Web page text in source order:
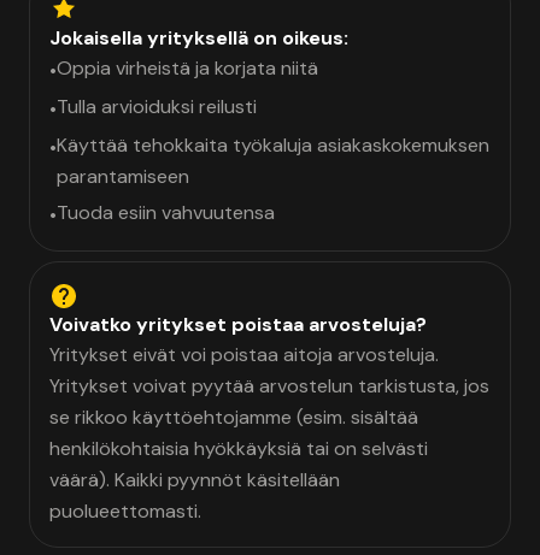
Jokaisella yrityksellä on oikeus:
•Oppia virheistä ja korjata niitä
•Tulla arvioiduksi reilusti
•Käyttää tehokkaita työkaluja asiakaskokemuksen
parantamiseen
•Tuoda esiin vahvuutensa
Voivatko yritykset poistaa arvosteluja?
Yritykset eivät voi poistaa aitoja arvosteluja.
Yritykset voivat pyytää arvostelun tarkistusta, jos
se rikkoo käyttöehtojamme (esim. sisältää
henkilökohtaisia hyökkäyksiä tai on selvästi
väärä). Kaikki pyynnöt käsitellään
puolueettomasti.